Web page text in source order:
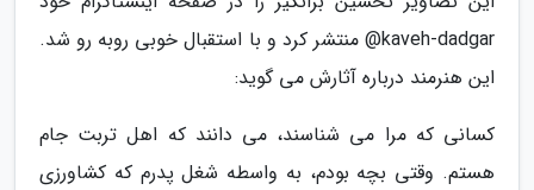
kaveh-dadgar@ منتشر کرد و با استقبال خوبی روبه رو شد.
این هنرمند درباره آثارش می گوید:
کسانی که مرا می شناسند، می دانند که اهل تربت جام
هستم. وقتی بچه بودم، به واسطه شغل پدرم که کشاورزی